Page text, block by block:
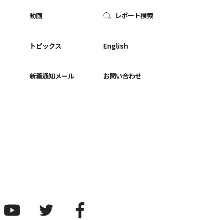
動画
トピックス
新着通知メール
レポート検索
English
お問い合わせ